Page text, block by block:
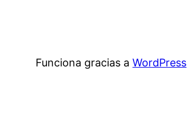
Funciona gracias aWordPress